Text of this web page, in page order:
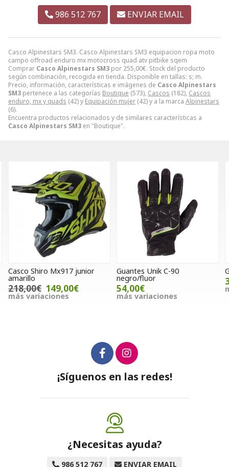
Casco Alpinestars SM3. Casco Alpinestars SM3 equipacion ropa moto
campo offroad enduro mx motocross quad atv pitbike sqem
Comprar Casco Alpinestars SM3 por 255,00€. Stock del producto
según combinación, recogida en tienda. Disponible en tallas: s; m.
Precio, información, características e imágenes de Casco Alpinestars
SM3 pertenece a las categorías Boutique (573), Cascos (182), Cascos
enduro, mx y quads (42) y Equipación mujer (42) y a la marca Alpinestars
(6).
Encuentra productos relacionados y de similares características a
Casco Alpinestars SM3 en "Boutique".
986 512 767 ENVIAR EMAIL
Casco Shiro Mx917 junior
amarillo
218,00€ 149,00€
más variaciones
Guantes Unik C-90
negro/fluor
54,00€
más variaciones
¡Síguenos en las redes!
¿Necesitas ayuda?
986 512 767
ENVIAR EMAIL